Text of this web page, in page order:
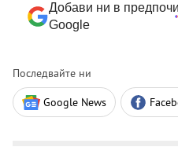
Добави ни в
Google
Последвайте ни
Google News